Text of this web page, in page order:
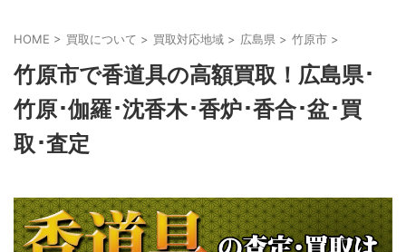
HOME > 買取について > 買取対応地域 > 広島県 > 竹原市 >
竹原市で香道具の高額買取！広島県･
竹原･伽羅･沈香木･香炉･香合･盆･買
取･査定